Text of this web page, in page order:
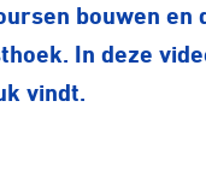
bouwen
. In deze
vindt.